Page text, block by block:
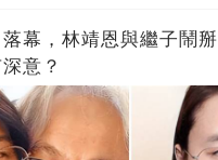
落幕，林靖恩與繼子鬧
意？